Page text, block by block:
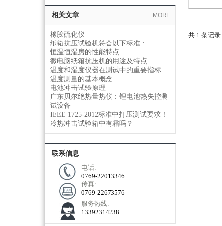
相关文章 +MORE
橡胶硫化仪
纸箱抗压试验机符合以下标准：
恒温恒湿房的性能特点
微电脑纸箱抗压机的用途及特点
温度和湿度仪器在测试中的重要指标
温度测量的基本概念
电池冲击试验原理
广东贝尔绝热量热仪：锂电池热失控测
试设备
IEEE 1725-2012标准中打压测试要求！
冷热冲击试验箱中有霜吗？
联系信息
电话:
0769-22013346
传真:
0769-22673576
服务热线:
13392314238
共 1 条记